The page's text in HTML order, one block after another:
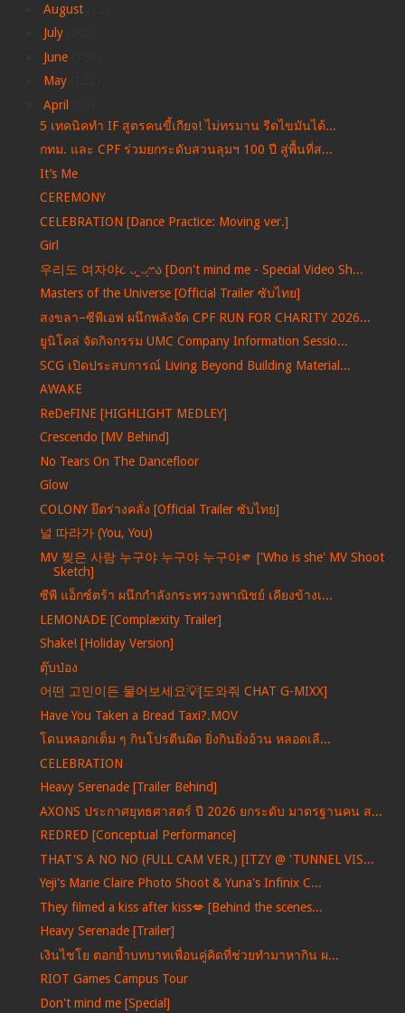
August
July
June
May
April
5 เทคนิคทำ IF สูตรคนขี้เกียจ! ไม่ทรมาน รีดไขมันได้...
กทม. และ CPF ร่วมยกระดับสวนลุมฯ 100 ปี สู่พื้นที่ส...
It’s Me
CEREMONY
CELEBRATION [Dance Practice: Moving ver.]
Girl
우리도 여자야૮ ᴗ͈ˬᴗ͈ෆა [Don't mind me - Special Video Sh...
Masters of the Universe [Official Trailer ซับไทย]
สงขลา–ซีพีเอฟ ผนึกพลังจัด CPF RUN FOR CHARITY 2026...
ยูนิโคล่ จัดกิจกรรม UMC Company Information Sessio...
SCG เปิดประสบการณ์ Living Beyond Building Material...
AWAKE
ReDeFINE [HIGHLIGHT MEDLEY]
Crescendo [MV Behind]
No Tears On The Dancefloor
Glow
COLONY ยึดร่างคลั่ง [Official Trailer ซับไทย]
널 따라가 (You, You)
MV 찢은 사람 누구야 누구야 누구야🫵 ['Who is she' MV Shoot
Sketch]
ซีพี แอ็กซ์ตร้า ผนึกกำลังกระทรวงพาณิชย์ เคียงข้างเ...
LEMONADE [Complæxity Trailer]
Shake! [Holiday Version]
ตุ๊บป่อง
어떤 고민이든 물어보세요💡[도와줘 CHAT G-MIXX]
Have You Taken a Bread Taxi?.MOV
โดนหลอกเต็ม ๆ กินโปรตีนผิด ยิ่งกินยิ่งอ้วน หลอดเลื...
CELEBRATION
Heavy Serenade [Trailer Behind]
AXONS ประกาศยุทธศาสตร์ ปี 2026 ยกระดับ มาตรฐานคน ส...
REDRED [Conceptual Performance]
THAT'S A NO NO (FULL CAM VER.) [ITZY @ 'TUNNEL VIS...
Yeji's Marie Claire Photo Shoot & Yuna's Infinix C...
They filmed a kiss after kiss💋 [Behind the scenes...
Heavy Serenade [Trailer]
เงินไชโย ตอกย้ำบทบาทเพื่อนคู่คิดที่ช่วยทำมาหากิน ผ...
RIOT Games Campus Tour
Don't mind me [Special]